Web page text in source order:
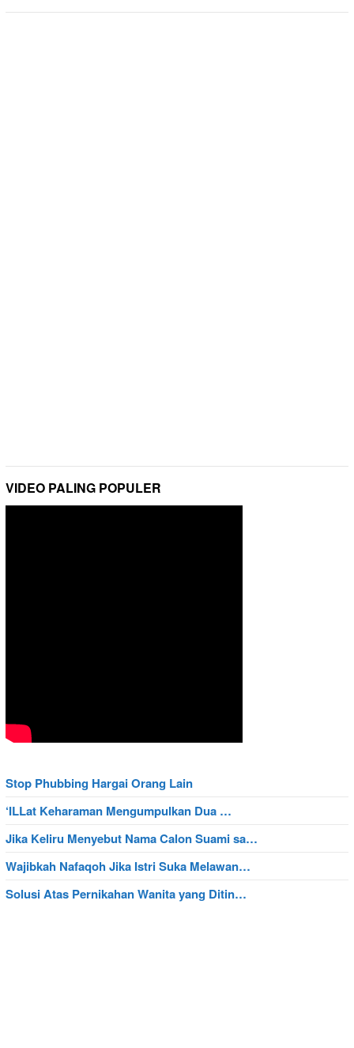
VIDEO PALING POPULER
Stop Phubbing Hargai Orang Lain
‘ILLat Keharaman Mengumpulkan Dua …
Jika Keliru Menyebut Nama Calon Suami sa…
Wajibkah Nafaqoh Jika Istri Suka Melawan…
Solusi Atas Pernikahan Wanita yang Ditin…